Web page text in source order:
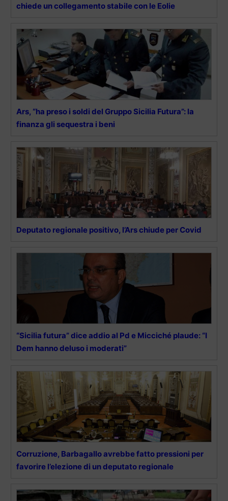
chiede un collegamento stabile con le Eolie
Ars, “ha preso i soldi del Gruppo Sicilia Futura”: la
finanza gli sequestra i beni
Deputato regionale positivo, l’Ars chiude per Covid
“Sicilia futura” dice addio al Pd e Micciché plaude: “I
Dem hanno deluso i moderati”
Corruzione, Barbagallo avrebbe fatto pressioni per
favorire l’elezione di un deputato regionale